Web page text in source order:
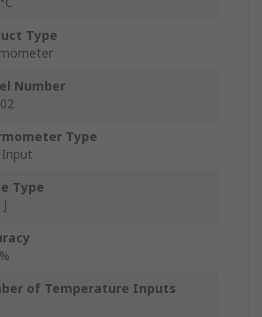
Type
Number
Type
Input
Type
of Temperature Inputs